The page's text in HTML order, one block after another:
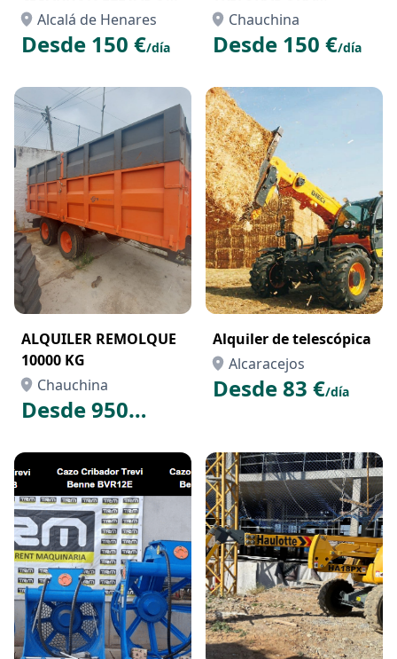
EN MADRID
Alcalá de Henares
Desde 150 €/día
HALCON
Chauchina
Desde 150 €/día
ALQUILER REMOLQUE
10000 KG
Chauchina
Desde 950
Alquiler de telescópica
Alcaracejos
Desde 83 €/día